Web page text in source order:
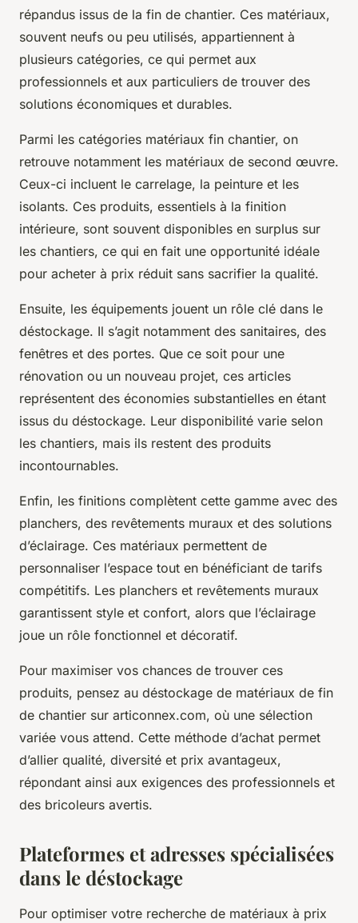
répandus issus de la fin de chantier. Ces matériaux,
souvent neufs ou peu utilisés, appartiennent à
plusieurs catégories, ce qui permet aux
professionnels et aux particuliers de trouver des
solutions économiques et durables.
Parmi les catégories matériaux fin chantier, on
retrouve notamment les matériaux de second œuvre.
Ceux-ci incluent le carrelage, la peinture et les
isolants. Ces produits, essentiels à la finition
intérieure, sont souvent disponibles en surplus sur
les chantiers, ce qui en fait une opportunité idéale
pour acheter à prix réduit sans sacrifier la qualité.
Ensuite, les équipements jouent un rôle clé dans le
déstockage. Il s’agit notamment des sanitaires, des
fenêtres et des portes. Que ce soit pour une
rénovation ou un nouveau projet, ces articles
représentent des économies substantielles en étant
issus du déstockage. Leur disponibilité varie selon
les chantiers, mais ils restent des produits
incontournables.
Enfin, les finitions complètent cette gamme avec des
planchers, des revêtements muraux et des solutions
d’éclairage. Ces matériaux permettent de
personnaliser l’espace tout en bénéficiant de tarifs
compétitifs. Les planchers et revêtements muraux
garantissent style et confort, alors que l’éclairage
joue un rôle fonctionnel et décoratif.
Pour maximiser vos chances de trouver ces
produits, pensez au déstockage de matériaux de fin
de chantier sur articonnex.com, où une sélection
variée vous attend. Cette méthode d’achat permet
d’allier qualité, diversité et prix avantageux,
répondant ainsi aux exigences des professionnels et
des bricoleurs avertis.
Plateformes et adresses spécialisées
dans le déstockage
Pour optimiser votre recherche de matériaux à prix